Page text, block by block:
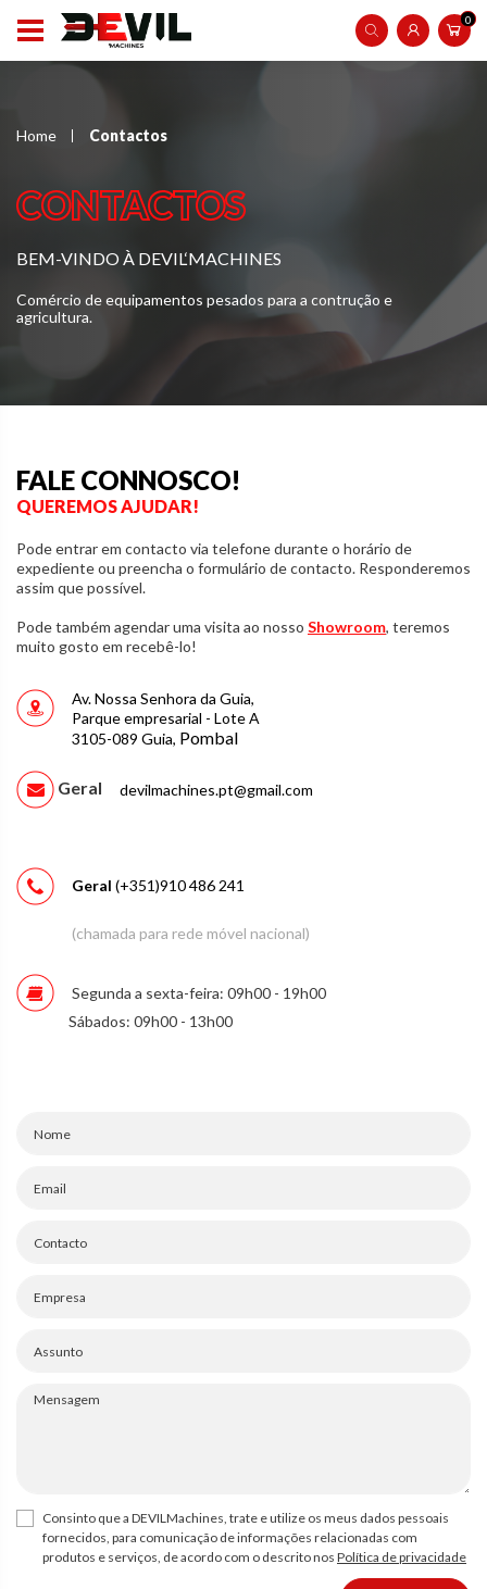
0
Home Contactos
CONTACTOS
BEM-VINDO À DEVIL‘MACHINES
Comércio de equipamentos pesados para a contrução e
agricultura.
FALE CONNOSCO!
QUEREMOS AJUDAR!
Pode entrar em contacto via telefone durante o horário de
expediente ou preencha o formulário de contacto. Responderemos
assim que possível.
Pode também agendar uma visita ao nosso Showroom, teremos
muito gosto em recebê-lo!
Av. Nossa Senhora da Guia,
Parque empresarial - Lote A
3105-089 Guia, Pombal
Geral devilmachines.pt@gmail.com
Geral (+351)910 486 241
(chamada para rede móvel nacional)
Segunda a sexta-feira: 09h00 - 19h00
Sábados: 09h00 - 13h00
Consinto que a DEVILMachines, trate e utilize os meus dados pessoais
fornecidos, para comunicação de informações relacionadas com
produtos e serviços, de acordo com o descrito nos Política de privacidade